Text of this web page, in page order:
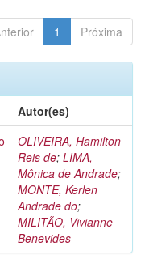
1 Próxima
Autor(es)
OLIVEIRA, Hamilton
Reis de; LIMA,
Mônica de Andrade;
MONTE, Kerlen
Andrade do;
MILITÃO, Vivianne
Benevides